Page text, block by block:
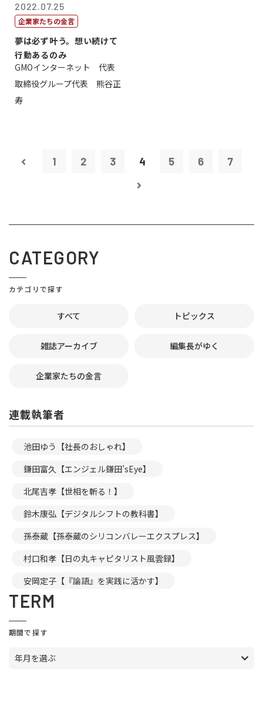
2022.07.25
企業家たちの金言
夢は必ず叶う。想い続けて
行動あるのみ
GMOインターネット 代表
取締役グループ代表 熊谷正
寿
1 2 3 4 5 6 7
CATEGORY
カテゴリで探す
すべて トピックス
雑誌アーカイブ 編集長がゆく
企業家たちの金言
連載執筆者
池田ゆう【社長のおしゃれ】
鎌田富久【エンジェル鎌田’sEye】
北尾吉孝【世相を斬る！】
鈴木康弘【デジタルシフトの教科書】
孫泰蔵【孫泰蔵のシリコンバレーエクスプレス】
村口和孝【日の丸キャピタリスト風雲録】
安岡定子【『論語』を実践に活かす】
TERM
期間で探す
年月を選ぶ